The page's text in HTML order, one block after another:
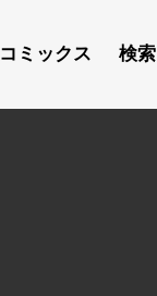
コミックス 検索